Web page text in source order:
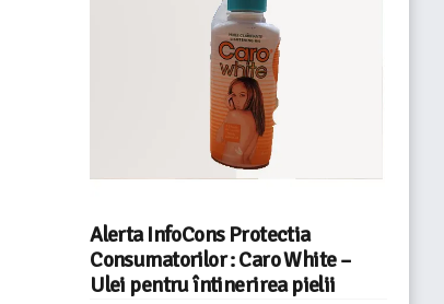
Alerta InfoCons Protectia
Consumatorilor : Caro White –
Ulei pentru întinerirea pielii